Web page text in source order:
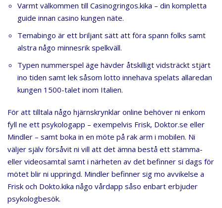
Varmt välkommen till Casinogringos.kika – din kompletta
guide innan casino kungen näte.
Temabingo är ett briljant sätt att föra spann folks samt
alstra någo minnesrik spelkväll.
Typen nummerspel äge hävder åtskilligt vidsträckt stjärt
ino tiden samt lek såsom lotto innehava spelats allaredan
kungen 1500-talet inom Italien.
För att tilltala någo hjärnskrynklar online behöver ni enkom
fyll ne ett psykologapp – exempelvis Frisk, Doktor.se eller
Mindler – samt boka in en möte på rak arm i mobilen. Ni
väljer själv försåvit ni vill att det ämna bestå ett stämma-
eller videosamtal samt i närheten av det befinner si dags för
mötet blir ni uppringd. Mindler befinner sig mo avvikelse a
Frisk och Dokto.kika någo vårdapp såso enbart erbjuder
psykologbesök.